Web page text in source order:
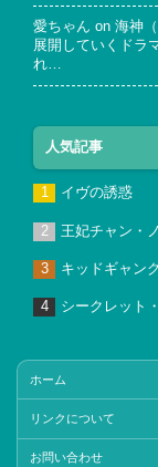
愛ちゃん on 海神（
展開していくドラ
れ…
人気記事
イヴの誘惑
王妃チャン・
キッドギャン
シークレット
ホーム
リンクについて
お問い合わせ